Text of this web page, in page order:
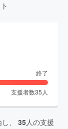
終了
支援者数35 人
、 35人の支援